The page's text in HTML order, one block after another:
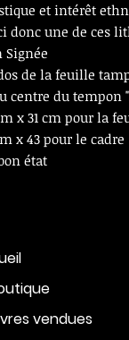
et intérêt
donc une de ces
Signée
de la feuille
centre du tempon
x 31 cm pour la
x 43 pour le cadre
état
vendues